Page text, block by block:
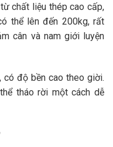
chất liệu thép cao cấp,
thể lên đến 200kg, rất
cân và nam giới luyện
có độ bền cao theo giời.
tháo rời một cách dễ